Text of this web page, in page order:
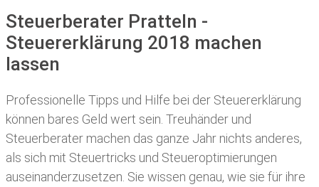
Steuerberater Pratteln -
Steuererklärung 2018 machen
lassen
Professionelle Tipps und Hilfe bei der Steuererklärung
können bares Geld wert sein. Treuhänder und
Steuerberater machen das ganze Jahr nichts anderes,
als sich mit Steuertricks und Steueroptimierungen
auseinanderzusetzen. Sie wissen genau, wie sie für ihre